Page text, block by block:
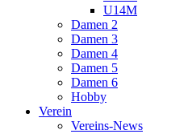
U14M
Damen 2
Damen 3
Damen 4
Damen 5
Damen 6
Hobby
Verein
Vereins-News